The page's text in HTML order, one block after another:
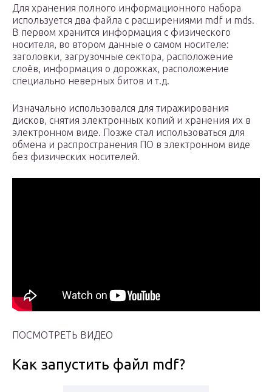
Для хранения полного информационного набора
используется два файла с расширениями mdf и mds.
В первом хранится информация с физического
носителя, во втором данные о самом носителе:
заголовки, загрузочные сектора, расположение
слоёв, информация о дорожках, расположение
специально неверных битов и т.д.
Изначально использовался для тиражирования
дисков, снятия электронных копий и хранения их в
электронном виде. Позже стал использоваться для
обмена и распространения ПО в электронном виде
без физических носителей.
ПОСМОТРЕТЬ ВИДЕО
Как запустить файл mdf?